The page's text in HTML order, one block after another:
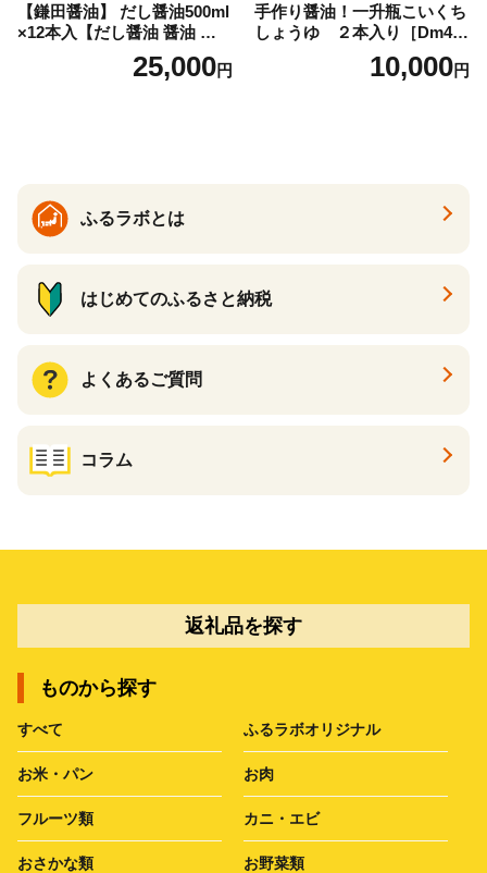
【鎌田醤油】 だし醤油500ml
×12本入【だし醤油 醤油 人気
おすすめ 人気だし醤油 出汁
25,000円
手作り醤油！一升瓶こいくち
しょうゆ ２本入り［Dm4］
｜手作り 醤油 和歌山県 印南
町 一升瓶 こいくちしょうゆ
10,000円
ふるラボとは
はじめてのふるさと納税
よくあるご質問
コラム
返礼品を探す
ものから探す
すべて ふるラボオリジナル
お米・パン お肉
フルーツ類 カニ・エビ
おさかな類 お野菜類